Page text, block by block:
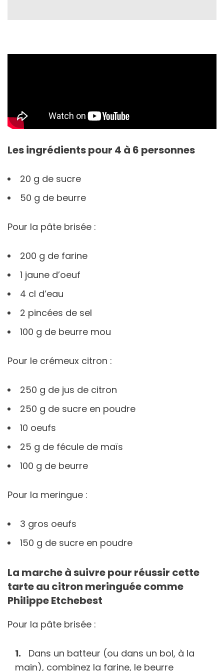
Les ingrédients pour 4 à 6 personnes
20 g de sucre
50 g de beurre
Pour la pâte brisée :
200 g de farine
1 jaune d’oeuf
4 cl d’eau
2 pincées de sel
100 g de beurre mou
Pour le crémeux citron :
250 g de jus de citron
250 g de sucre en poudre
10 oeufs
25 g de fécule de maïs
100 g de beurre
Pour la meringue :
3 gros oeufs
150 g de sucre en poudre
La marche à suivre pour réussir cette
tarte au citron meringuée comme
Philippe Etchebest
Pour la pâte brisée :
Dans un batteur (ou dans un bol, à la
main), combinez la farine, le beurre